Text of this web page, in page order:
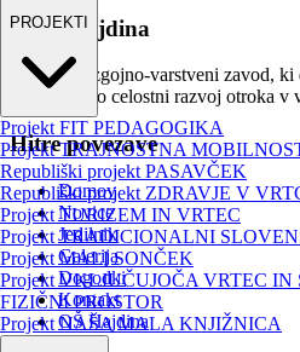
PROJEKTI
Projekt FIT PEDAGOGIKA
Projekt TRAJNOSTNA
Republiški projekt PASAVČEK
Republiški projekt ZDRAVJE V
Projekt TURIZEM IN VRTEC
Projekt TRADICIONALNI
Projekt MALI SONČEK
Projekt VKLJUČUJOČA VRTEC
FIZIČNI PROSTOR
Projekt NAŠA MALA KNJIŽNICA
Vrtec Hajdina
Sodoben vzgojno-varstveni zavod,
Spodbujamo celostni razvoj otroka
Hitre povezave
Domov
Novice
Jedilnik
Galerija
Dogodki
Kontakt
OŠ Hajdina